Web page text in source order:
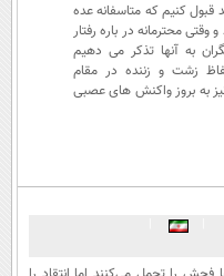
قبول کنیم که متاسفانه عده
وقتی محترمانه در باره رفتار
به آنها تذکر می دهیم
زشت و زننده در مقام
به بروز واکنش های عصبی